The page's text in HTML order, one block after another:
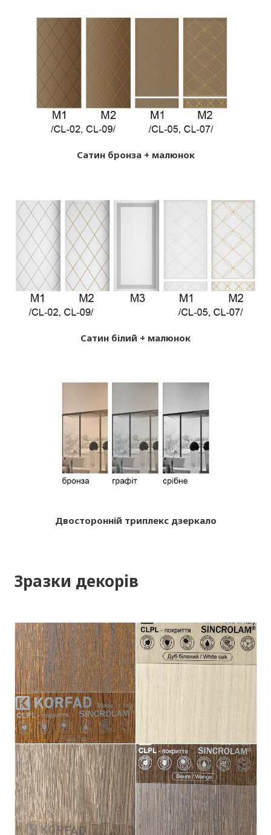
Сатин бронза + малюнок
Сатин білий + малюнок
Двосторонній триплекс дзеркало
Зразки декорів